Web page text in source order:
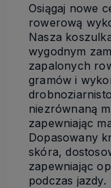
Osiągaj nowe
rowerową
Nasza
wygodnym
zapalonych
gramów i
niezrównaną
zapewniając
Dopasowany
skóra,
zapewniając
podczas jazdy.